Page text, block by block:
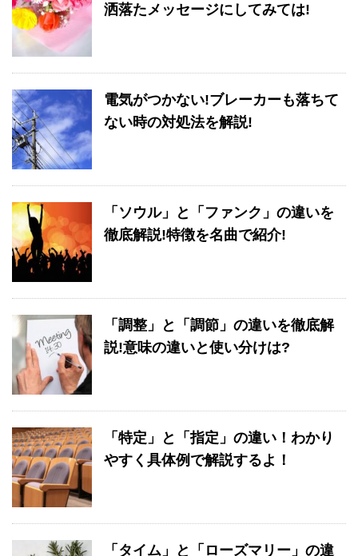
洒落たメッセージにしてみては!
電気がつかない!ブレーカーも落ちて
ない時の対処法を解説!
「ソウル」と「ファンク」の違いを
徹底解説!特徴を名曲で紹介!
「調整」と「調節」の違いを徹底解
説!意味の違いと使い分けは?
「特定」と「指定」の違い！わかり
やすく具体例で解説するよ！
「タイム」と「ローズマリー」の違